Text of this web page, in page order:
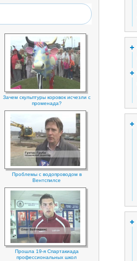
Зачем скульптуры коровок исчезли с
променада?
Проблемы с водопроводом в
Вентспилсе
Прошла 19-я Спартакиада
профессиональных школ